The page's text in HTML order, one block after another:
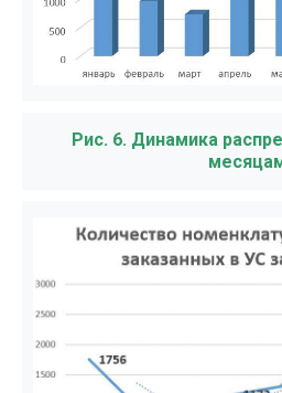
Рис. 6. Динамика